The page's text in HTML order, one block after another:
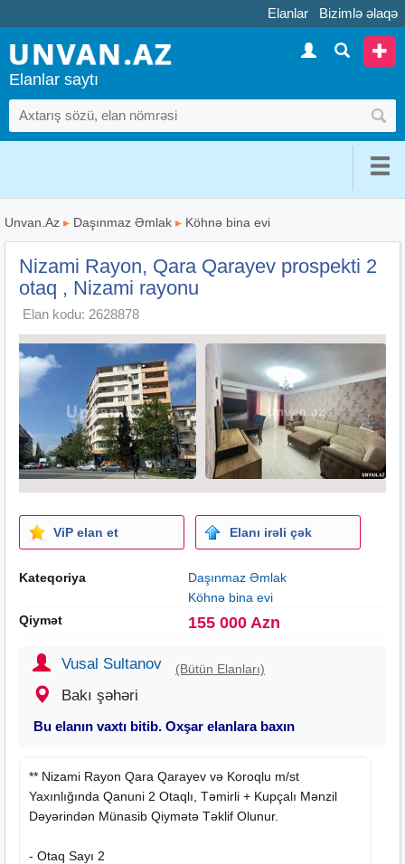
Elanlar Bizimlə əlaqə
Elanlar saytı
Unvan.Az ▸ Daşınmaz Əmlak ▸ Köhnə bina evi
Nizami Rayon, Qara Qarayev prospekti 2
otaq , Nizami rayonu
Elan kodu: 2628878
ViP elan et Elanı irəli çək
Kateqoriya
Daşınmaz Əmlak
Köhnə bina evi
Qiymət
155 000 Azn
Vusal Sultanov (Bütün Elanları)
Bakı şəhəri
Bu elanın vaxtı bitib. Oxşar elanlara baxın
** Nizami Rayon Qara Qarayev və Koroqlu m/st
Yaxınlığında Qanuni 2 Otaqlı, Təmirli + Kupçalı Mənzil
Dəyərindən Münasib Qiymətə Təklif Olunur.
- Otaq Sayı 2